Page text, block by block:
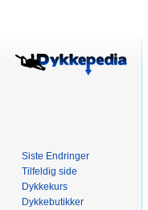
Siste Endringer
Tilfeldig side
Dykkekurs
Dykkebutikker